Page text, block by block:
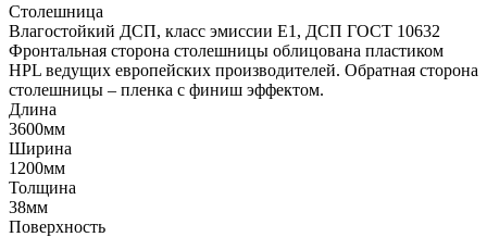
Столешница
Влагостойкий ДСП, класс эмиссии Е1, ДСП ГОСТ 10632
Фронтальная сторона столешницы облицована пластиком
HPL ведущих европейских производителей. Обратная сторона
столешницы – пленка с финиш эффектом.
Длина
3600мм
Ширина
1200мм
Толщина
38мм
Поверхность